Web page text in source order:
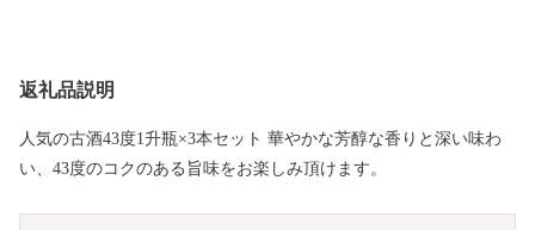
返礼品説明
人気の古酒43度1升瓶×3本セット 華やかな芳醇な香りと深い味わ
い、43度のコクのある旨味をお楽しみ頂けます。